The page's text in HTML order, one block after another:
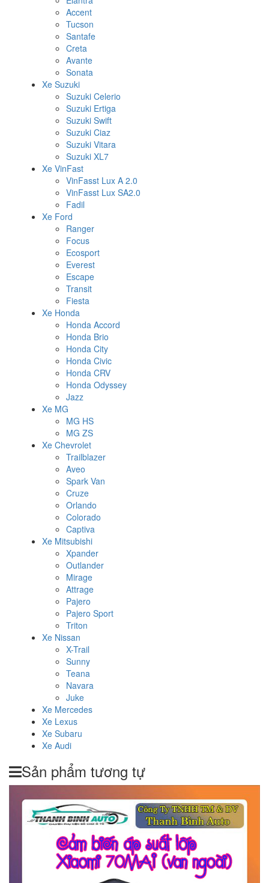
Accent
Tucson
Santafe
Creta
Avante
Sonata
Xe Suzuki
Suzuki Celerio
Suzuki Ertiga
Suzuki Swift
Suzuki Ciaz
Suzuki Vitara
Suzuki XL7
Xe VinFast
VinFasst Lux A 2.0
VinFasst Lux SA2.0
Fadil
Xe Ford
Ranger
Focus
Ecosport
Everest
Escape
Transit
Fiesta
Xe Honda
Honda Accord
Honda Brio
Honda City
Honda Civic
Honda CRV
Honda Odyssey
Jazz
Xe MG
MG HS
MG ZS
Xe Chevrolet
Trailblazer
Aveo
Spark Van
Cruze
Orlando
Colorado
Captiva
Xe Mitsubishi
Xpander
Outlander
Mirage
Attrage
Pajero
Pajero Sport
Triton
Xe Nissan
X-Trail
Sunny
Teana
Navara
Juke
Xe Mercedes
Xe Lexus
Xe Subaru
Xe Audi
Sản phẩm tương tự